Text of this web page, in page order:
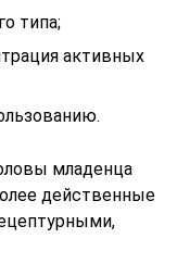
типа;
активных
младенца
действенные